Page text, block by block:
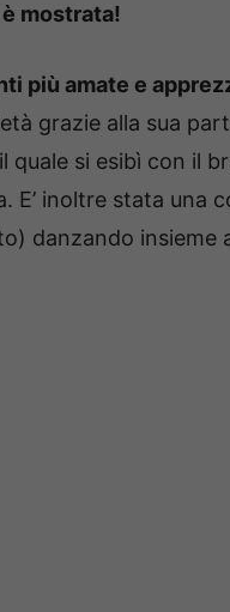
mostrata!
più amate e
grazie alla sua
quale si esibì con il
E’ inoltre stata una
danzando insieme